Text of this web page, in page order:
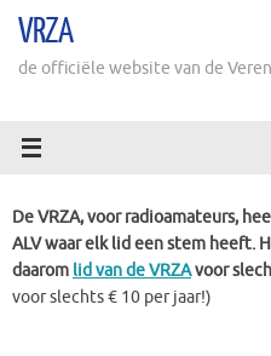
naarVRZA
de officiële website van de
De VRZA, voor radioamateurs,
ALV waar elk lid een stem heeft.
daarom lid van de VRZAvoor
voor slechts € 10 per jaar!)